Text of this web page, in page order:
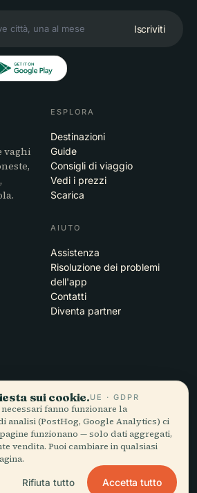
Iscriviti
vaghi
ESPLORA
Destinazioni
Guide
Consigli di viaggio
Vedi i prezzi
Scarica
AIUTO
Assistenza
Risoluzione dei problemi
dell'app
Contatti
Diventa partner
a Morges, Svizzera, in viaggio e tra le
sui cookie.UE · GDPR
fanno funzionare la
analisi (PostHog, Google Analytics) ci
funzionano — solo dati aggregati,
vendita. Puoi cambiare in qualsiasi
Rifiuta tutto Accetta tutto